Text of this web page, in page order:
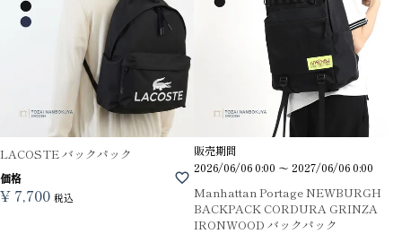
LACOSTE バックパック
価格
¥ 7,700 税込
販売期間
2026/06/06 0:00 〜 2027/06/06 0:00
Manhattan Portage NEWBURGH
BACKPACK CORDURA GRINZA
IRONWOOD バックパック